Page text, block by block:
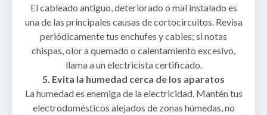
El cableado antiguo, deteriorado o mal instalado es
una de las principales causas de cortocircuitos. Revisa
periódicamente tus enchufes y cables; si notas
chispas, olor a quemado o calentamiento excesivo,
llama a un electricista certificado.
5. Evita la humedad cerca de los aparatos
La humedad es enemiga de la electricidad. Mantén tus
electrodomésticos alejados de zonas húmedas, no